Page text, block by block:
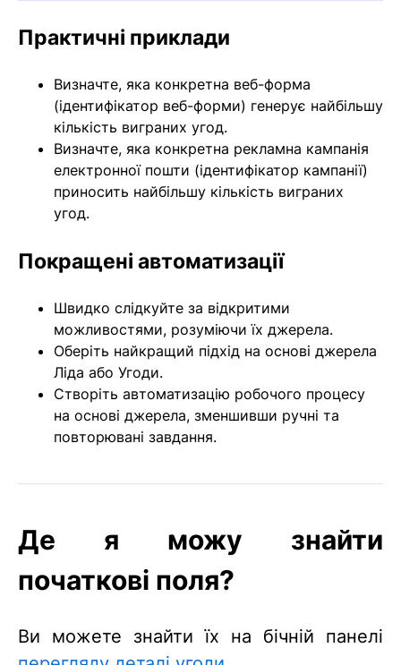
Практичні приклади
Визначте, яка конкретна веб-форма
(ідентифікатор веб-форми) генерує найбільшу
кількість виграних угод.
Визначте, яка конкретна рекламна кампанія
електронної пошти (ідентифікатор кампанії)
приносить найбільшу кількість виграних
угод.
Покращені автоматизації
Швидко слідкуйте за відкритими
можливостями, розуміючи їх джерела.
Оберіть найкращий підхід на основі джерела
Ліда або Угоди.
Створіть автоматизацію робочого процесу
на основі джерела, зменшивши ручні та
повторювані завдання.
Де я можу знайти
початкові поля?
Ви можете знайти їх на бічній панелі